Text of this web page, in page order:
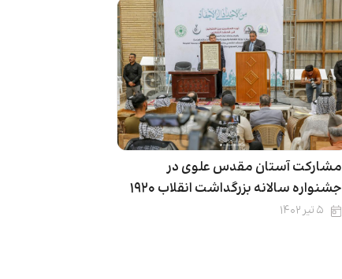
مشارکت آستان مقدس علوی در
جشنواره سالانه بزرگداشت انقلاب ۱۹۲۰
۵ تیر ۱۴۰۲